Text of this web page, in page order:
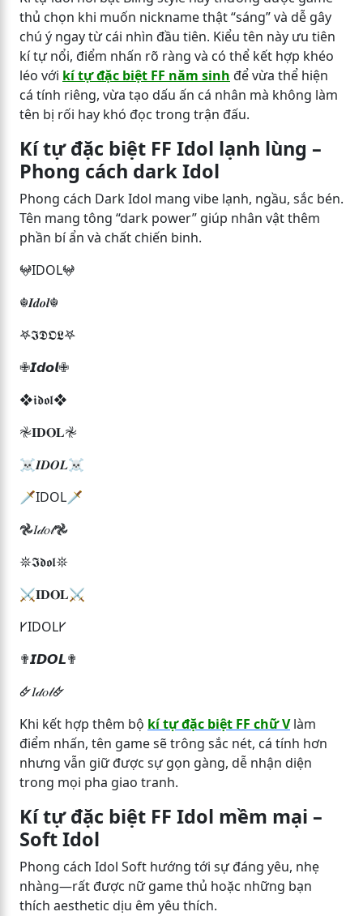
thủ chọn khi muốn nickname thật “sáng” và dễ gây
chú ý ngay từ cái nhìn đầu tiên. Kiểu tên này ưu tiên
kí tự nổi, điểm nhấn rõ ràng và có thể kết hợp khéo
léo với kí tự đặc biệt FF năm sinh để vừa thể hiện
cá tính riêng, vừa tạo dấu ấn cá nhân mà không làm
tên bị rối hay khó đọc trong trận đấu.
Kí tự đặc biệt FF Idol lạnh lùng –
Phong cách dark Idol
Phong cách Dark Idol mang vibe lạnh, ngầu, sắc bén.
Tên mang tông “dark power” giúp nhân vật thêm
phần bí ẩn và chất chiến binh.
𖤍IDOL𖤍
☬𝑰𝒅𝒐𝒍☬
𖤐𝕴𝕯𝕺𝕷𖤐
✙𝙄𝙙𝙤𝙡✙
❖𝖎𝖉𝖔𝖑❖
𖤛𝐈𝐃𝐎𝐋𖤛
☠𝑰𝑫𝑶𝑳☠
🗡IDOL🗡
𖣘𝐼𝒹𝑜𝓁𖣘
𖤓𝕴𝖉𝖔𝖑𖤓
⚔𝐈𝐃𝐎𝐋⚔
𐌖IDOL𐌖
✟𝙄𝘿𝙊𝙇✟
🜸𝐼𝒹𝑜𝓁🜸
Khi kết hợp thêm bộ kí tự đặc biệt FF chữ Vlàm
điểm nhấn, tên game sẽ trông sắc nét, cá tính hơn
nhưng vẫn giữ được sự gọn gàng, dễ nhận diện
trong mọi pha giao tranh.
Kí tự đặc biệt FF Idol mềm mại –
Soft Idol
Phong cách Idol Soft hướng tới sự đáng yêu, nhẹ
nhàng—rất được nữ game thủ hoặc những bạn
thích aesthetic dịu êm yêu thích.